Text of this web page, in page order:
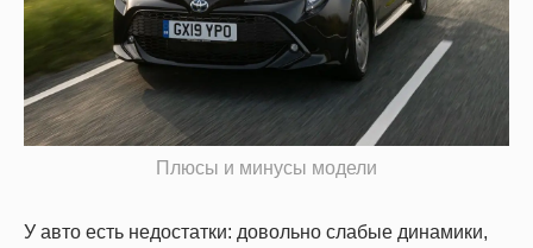
Плюсы и минусы модели
У авто есть недостатки: довольно слабые динамики,